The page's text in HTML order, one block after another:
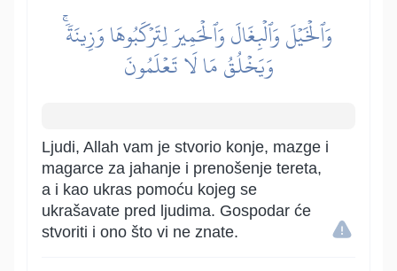
وَٱلۡخَيۡلَ وَٱلۡبِغَالَ وَٱلۡحَمِيرَ لِتَرۡكَبُوهَا وَزِينَةٗۚ
وَيَخۡلُقُ مَا لَا تَعۡلَمُونَ
Ljudi, Allah vam je stvorio konje, mazge i
magarce za jahanje i prenošenje tereta,
a i kao ukras pomoću kojeg se
ukrašavate pred ljudima. Gospodar će
stvoriti i ono što vi ne znate.